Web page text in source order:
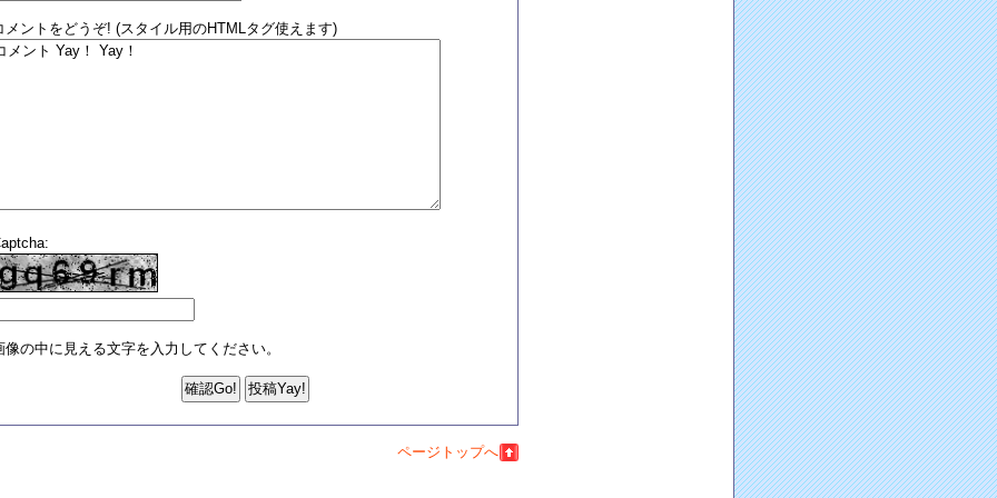
メントをどうぞ! (スタイル用のHTMLタグ使えます)
像の中に見える文字を入力してください。
ページトップへ